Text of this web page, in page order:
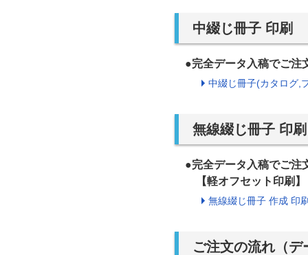
中綴じ冊子 印刷
●完全データ入稿でご注
中綴じ冊子(カタログ,
無線綴じ冊子 印刷
●完全データ入稿でご注
【軽オフセット印刷】
無線綴じ冊子 作成 印
ご注文の流れ（